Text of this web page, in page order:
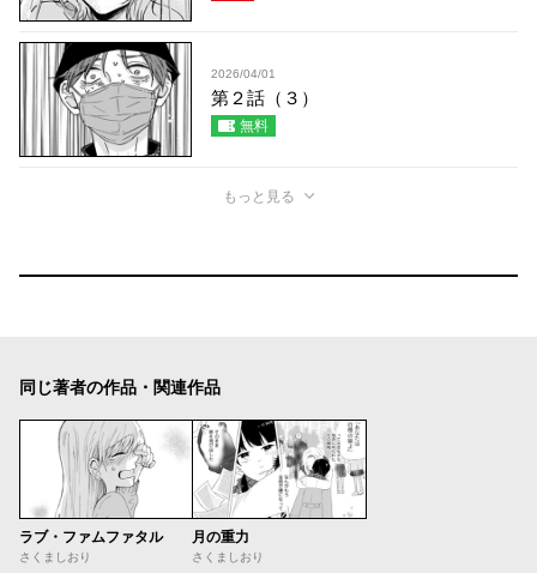
2026/04/01
第２話（３）
無料
もっと見る
同じ著者の作品・関連作品
ラブ・ファムファタル
さくましおり
月の重力
さくましおり